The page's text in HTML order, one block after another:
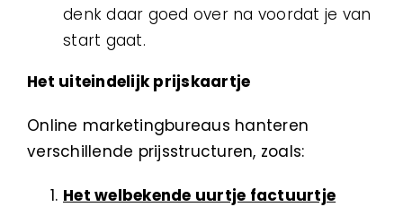
denk daar goed over na voordat je van
start gaat.
Het uiteindelijk prijskaartje
Online marketingbureaus hanteren
verschillende prijsstructuren, zoals:
Het welbekende uurtje factuurtje